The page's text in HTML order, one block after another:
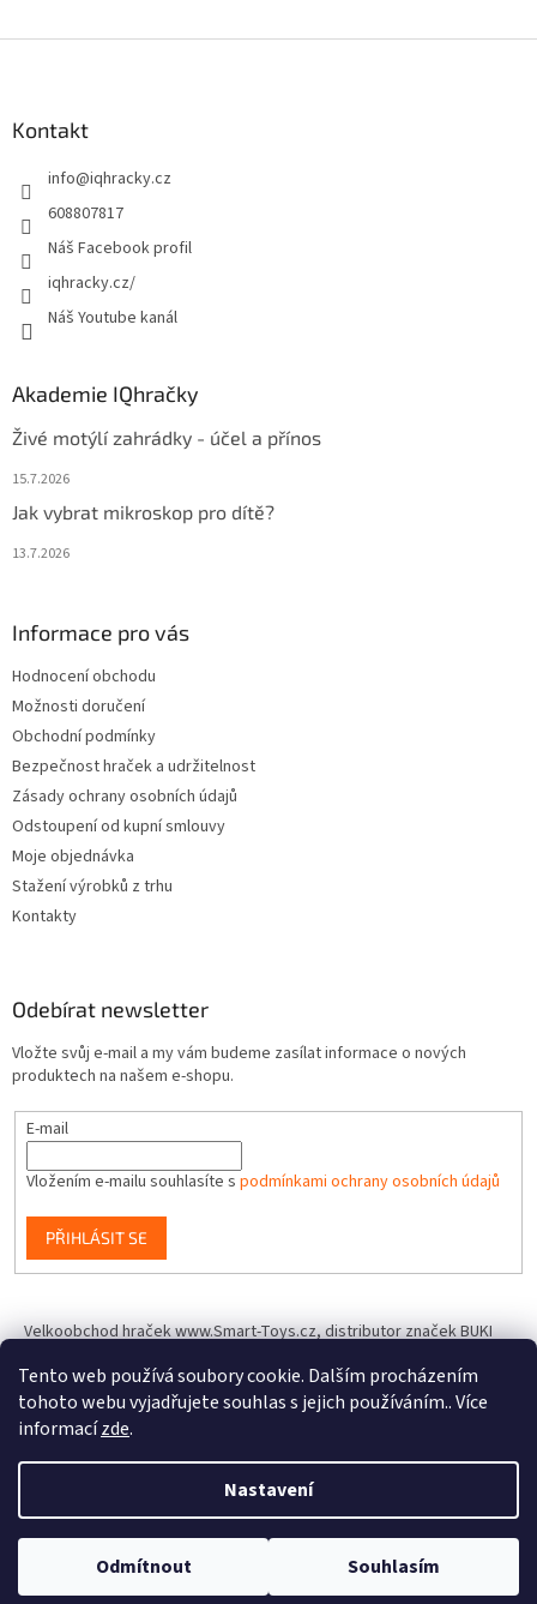
Tento web používá soubory cookie. Dalším procházením
tohoto webu vyjadřujete souhlas s jejich používáním.. Více
informacízde.
Nastavení
Odmítnout Souhlasím
Kontakt
info@iqhracky.cz
608807817
Náš Facebook profil
iqhracky.cz/
Náš Youtube kanál
Akademie IQhračky
Živé motýlí zahrádky - účel a přínos
15.7.2026
Jak vybrat mikroskop pro dítě?
13.7.2026
Informace pro vás
Hodnocení obchodu
Možnosti doručení
Obchodní podmínky
Bezpečnost hraček a udržitelnost
Zásady ochrany osobních údajů
Odstoupení od kupní smlouvy
Moje objednávka
Stažení výrobků z trhu
Kontakty
Odebírat newsletter
Vložte svůj e-mail a my vám budeme zasílat informace o nových
produktech na našem e-shopu.
E-mail
Vložením e-mailu souhlasíte s podmínkami ochrany osobních údajů
PŘIHLÁSIT SE
Velkoobchod hraček www.Smart-Toys.cz, distributor značek BUKI
Copyright 2026IQhracky.cz. Všechna práva vyhrazena.Upravit